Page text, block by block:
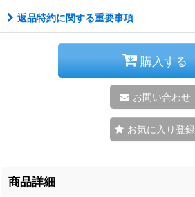
返品特約に関する重要事項
購入する
お問い合わせ
お気に入り登録
商品詳細